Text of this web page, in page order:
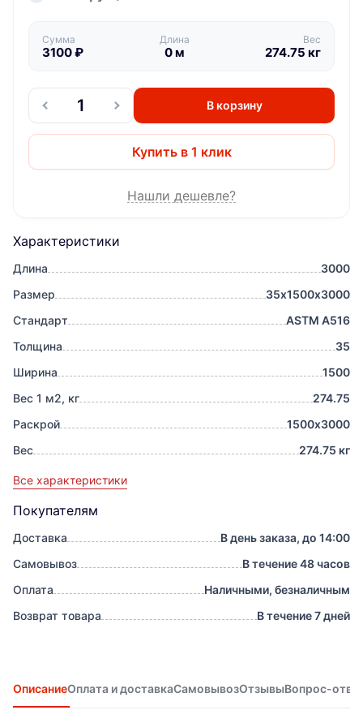
Характеристики
Длина
3000
Размер
35х1500х3000
Стандарт
ASTM A516
Толщина
35
Ширина
1500
Вес 1 м2, кг
274.75
Раскрой
1500х3000
Вес
274.75 кг
Все характеристики
Покупателям
Доставка
В день заказа, до 14:00
Самовывоз
В течение 48 часов
Оплата
Наличными, безналичным
Возврат товара
В течение 7 дней
Сумма
3100₽
Длина
0м
Вес
274.75 кг
В корзину
Купить в 1 клик
Нашли дешевле?
ОписаниеОплата и доставкаСамовывозОтзывыВопрос-